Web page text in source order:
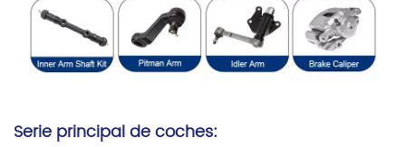
Serie principal de coches: